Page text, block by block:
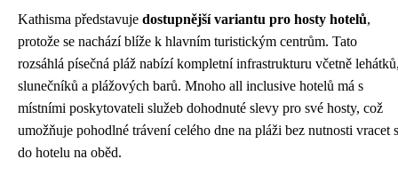
Kathisma představuje dostupnější variantu pro hosty hotelů,
protože se nachází blíže k hlavním turistickým centrům. Tato
rozsáhlá písečná pláž nabízí kompletní infrastrukturu včetně
slunečníků a plážových barů. Mnoho all inclusive hotelů má s
místními poskytovateli služeb dohodnuté slevy pro své hosty, což
umožňuje pohodlné trávení celého dne na pláži bez nutnosti vracet
do hotelu na oběd.